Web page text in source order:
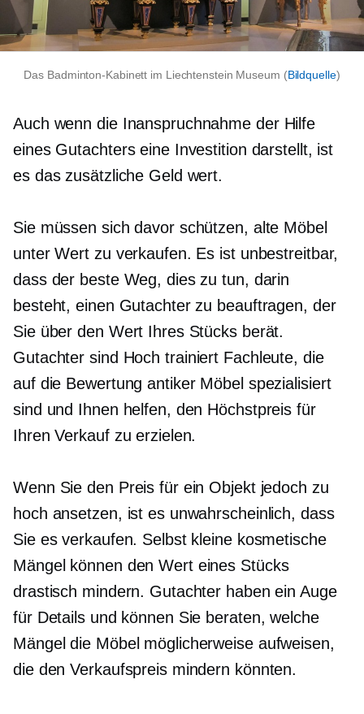
Das Badminton-Kabinett im Liechtenstein Museum (Bildquelle)
Auch wenn die Inanspruchnahme der Hilfe
eines Gutachters eine Investition darstellt, ist
es das zusätzliche Geld wert.
Sie müssen sich davor schützen, alte Möbel
unter Wert zu verkaufen. Es ist unbestreitbar,
dass der beste Weg, dies zu tun, darin
besteht, einen Gutachter zu beauftragen, der
Sie über den Wert Ihres Stücks berät.
Gutachter sind Hoch trainiert Fachleute, die
auf die Bewertung antiker Möbel spezialisiert
sind und Ihnen helfen, den Höchstpreis für
Ihren Verkauf zu erzielen.
Wenn Sie den Preis für ein Objekt jedoch zu
hoch ansetzen, ist es unwahrscheinlich, dass
Sie es verkaufen. Selbst kleine kosmetische
Mängel können den Wert eines Stücks
drastisch mindern. Gutachter haben ein Auge
für Details und können Sie beraten, welche
Mängel die Möbel möglicherweise aufweisen,
die den Verkaufspreis mindern könnten.